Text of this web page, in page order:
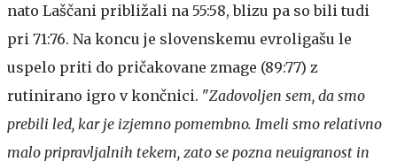
nato Laščani približali na 55:58, blizu pa so bili tudi
pri 71:76. Na koncu je slovenskemu evroligašu le
uspelo priti do pričakovane zmage (89:77) z
rutinirano igro v končnici. "Zadovoljen sem, da smo
prebili led, kar je izjemno pomembno. Imeli smo relativno
malo pripravljalnih tekem, zato se pozna neuigranost in